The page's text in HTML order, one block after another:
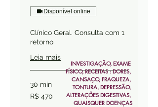
Disponível online
Clínico Geral. Consulta com 1
retorno
Leia mais
30 min
470
Reais
R$ 470
INVESTIGAÇÃO, EXAME
FÍSICO, RECEITAS : DORES,
CANSAÇO, FRAQUEZA,
TONTURA, DEPRESSÃO,
ALTERAÇÕES DIGESTIVAS,
QUAISQUER DOENÇAS